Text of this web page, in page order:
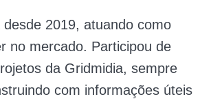
desde 2019, atuando como
no mercado. Participou de
da Gridmidia, sempre
com informações úteis